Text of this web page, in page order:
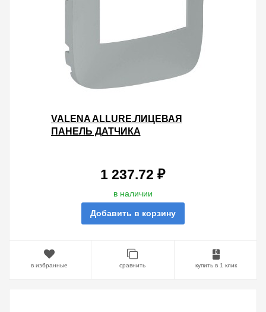
VALENA ALLURE.ЛИЦЕВАЯ
ПАНЕЛЬ ДАТЧИКА
1 237.72 ₽
в наличии
Добавить в корзину
в избранные сравнить купить в 1 клик